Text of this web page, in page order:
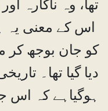
تھا، وہ ناکارہ
اس کے معنی یہ
کو جان بوجھ کر
دیا گیا تھا۔
ہوگیاہے کہ اس